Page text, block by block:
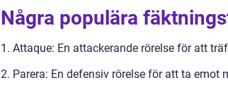
Några populära
1. Attaque: En attackerande rörelse för att
2. Parera: En defensiv rörelse för att ta emot